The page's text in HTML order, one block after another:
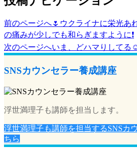
前のページへ🌷ウクライナに栄光あ
の痛みが少しでも和らぎますように❗️
次のページへいま、どハマりしてる
SNSカウンセラー養成講座
浮世満理子も講師を担当します。
浮世満理子も講師を担当するSNSカ
ちら